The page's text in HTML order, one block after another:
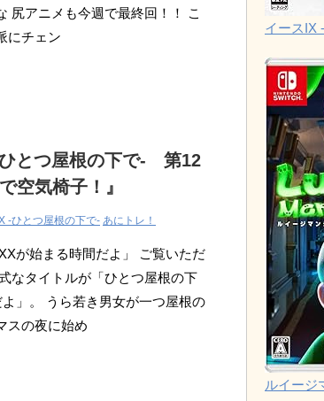
尻アニメも今週で最終回！！ こ
にチェン
とつ屋根の下で- 第12
空気椅子！』
-ひとつ屋根の下で- あにトレ！
が始まる時間だよ」 ご覧いただ
なタイトルが「ひとつ屋根の下
」。 うら若き男女が一つ屋根の
スの夜に始め
イースIX
ルイージ